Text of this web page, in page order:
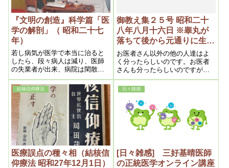
『文明の創造』科学篇「医
学の解剖」（ 昭和二十七
年）
若し病気が医学で本当に治ると
したら、段々病人は減り、医師
の失業者が出来、病院は閑散と
なり、経営も困難となるので、
売物が続出しなければならない
筈であるのに、事実は凡そ反対
である。何より結核だけにみて
も、療養所が足りない、ベット
が足りないと言って、牟々悲鳴
を上げている現状である。
御教え集２５号 昭和二十
八年八月十六日 ※睾丸が
落ちて後から元通りに生え
た子を医学博士七人が診察
お医者さん以外の他の人達はよ
く分ったらしいのです。お医者
さんも分ったらしいのですが、
分ったとは言い難いので、分っ
たとは言わないのでしょうが、
とに角そういったお医者さんが
此処に来て私の話を聞くという
事だけでも大したものです
結核信仰療法
医療誤点の種々相（結核信
仰療法 昭和27年12月1日）
日々雑感
[日々雑感] 三好基晴医師
の正統医学オンライン講座